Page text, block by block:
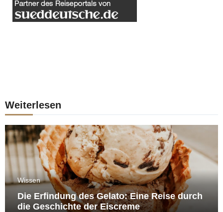
Weiterlesen
Wissen
Die Erfindung des Gelato: Eine Reise durch
die Geschichte der Eiscreme